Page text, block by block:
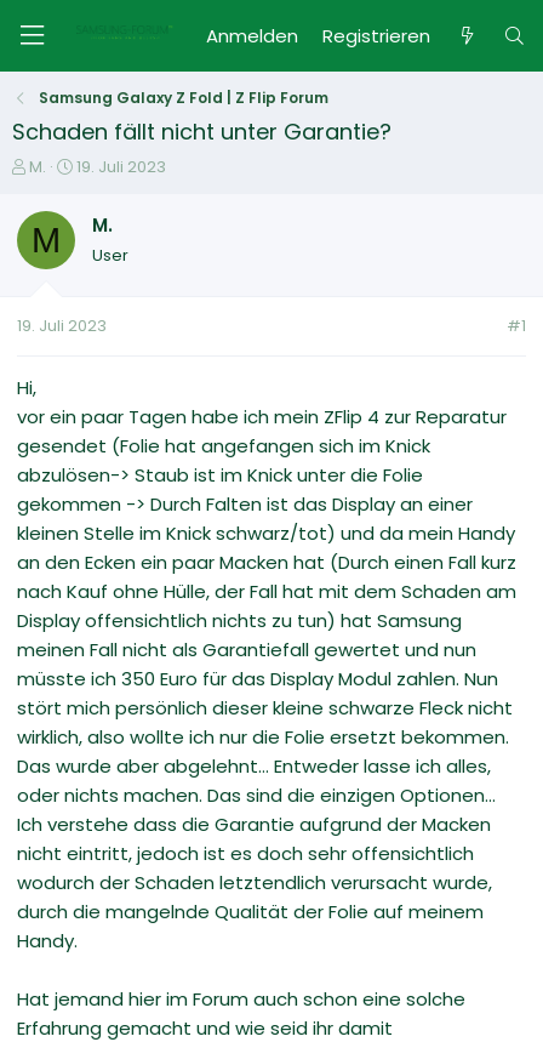
Anmelden Registrieren
Samsung Galaxy Z Fold | Z Flip Forum
Schaden fällt nicht unter Garantie?
E
s
e
e
M.
E
t
19. Juli 2023
M M.
User
19. Juli 2023 #1
Hi,
vor ein paar Tagen habe ich mein ZFlip 4 zur Reparatur
gesendet (Folie hat angefangen sich im Knick
abzulösen-> Staub ist im Knick unter die Folie
gekommen -> Durch Falten ist das Display an einer
kleinen Stelle im Knick schwarz/tot) und da mein Handy
an den Ecken ein paar Macken hat (Durch einen Fall kurz
nach Kauf ohne Hülle, der Fall hat mit dem Schaden am
Display offensichtlich nichts zu tun) hat Samsung
meinen Fall nicht als Garantiefall gewertet und nun
müsste ich 350 Euro für das Display Modul zahlen. Nun
stört mich persönlich dieser kleine schwarze Fleck nicht
wirklich, also wollte ich nur die Folie ersetzt bekommen.
Das wurde aber abgelehnt... Entweder lasse ich alles,
oder nichts machen. Das sind die einzigen Optionen...
Ich verstehe dass die Garantie aufgrund der Macken
nicht eintritt, jedoch ist es doch sehr offensichtlich
wodurch der Schaden letztendlich verursacht wurde,
durch die mangelnde Qualität der Folie auf meinem
Handy.
Hat jemand hier im Forum auch schon eine solche
Erfahrung gemacht und wie seid ihr damit